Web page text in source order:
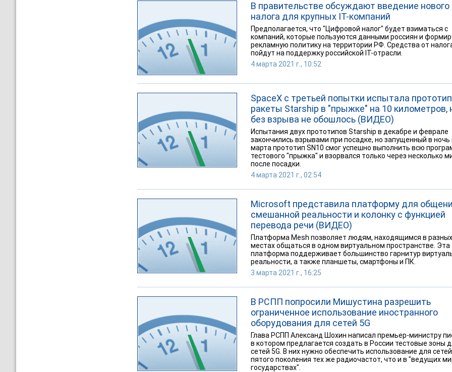
В правительстве обсуждают введение нового
налога для крупных IT-компаний
Предполагается, что "Цифровой налог" будет взиматься с
компаний, которые пользуются данными россиян и
рекламную политику на территории РФ. Средства от
пойдут на поддержку российской IT-отрасли.
4 марта 2021 г., 10:52
SpaceX с третьей попытки испытала прототип
ракеты Starship в "прыжке" на 10 километров,
без взрыва не обошлось (ВИДЕО)
Испытания двух прототипов Starship в декабре и феврале
закончились взрывами при посадке, но запущенный в ночь
марта прототип SN10 смог успешно выполнить всю
тестового "прыжка" и взорвался только через несколько
после посадки.
4 марта 2021 г., 02:54
Microsoft представила платформу для
смешанной реальности и колонку с функцией
перевода речи (ВИДЕО)
Платформа Mesh позволяет людям, находящимся в разных
местах общаться в одном виртуальном пространстве. Эта
платформа поддерживает большинство гарнитур
реальности, а также планшеты, смартфоны и ПК.
3 марта 2021 г., 16:25
В РСПП попросили Мишустина разрешить
ограниченное использование иностранного
оборудования для сетей 5G
Глава РСПП Александ Шохин написал премьер-министру
в котором предлагается создать в России тестовые зоны
сетей 5G. В них нужно обеспечить использование для сетей
пятого поколения тех же радиочастот, что и в "ведущих
государствах".